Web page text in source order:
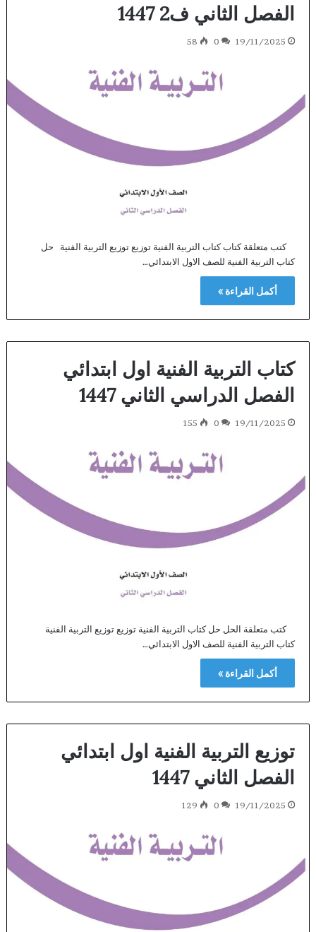
الفصل الثاني ف2 1447
19/11/2025
0
58
كتب متعلقة كتاب كتاب التربية الفنية توزيع توزيع التربية الفنية حل
كتاب التربية الفنية للصف الاول الابتدائي…
أكمل القراءة »
كتاب التربية الفنية اول ابتدائي
الفصل الدراسي الثاني 1447
19/11/2025
0
155
كتب متعلقة الحل حل كتاب التربية الفنية توزيع توزيع التربية الفنية
كتاب التربية الفنية للصف الاول الابتدائي…
أكمل القراءة »
توزيع التربية الفنية اول ابتدائي
الفصل الثاني 1447
19/11/2025
0
129